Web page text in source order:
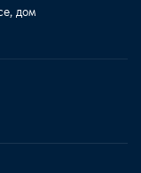
дом